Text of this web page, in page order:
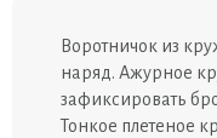
Воротничок из
наряд. Ажурное
зафиксировать
Тонкое плетеное